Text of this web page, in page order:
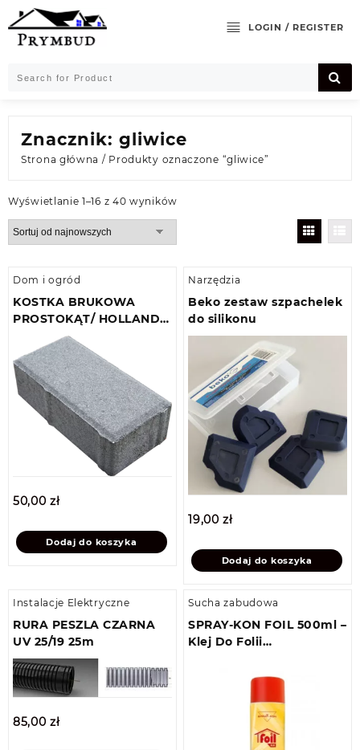
Skip
to
content
LOGIN / REGISTER
Znacznik: gliwice
Strona główna / Produkty oznaczone “gliwice”
Wyświetlanie 1–16 z 40 wyników
Dom i ogród
KOSTKA BRUKOWA
PROSTOKĄT/ HOLLAND
50,00zł
Dodaj do koszyka
Narzędzia
Beko zestaw szpachelek
do silikonu
19,00zł
Dodaj do koszyka
Instalacje Elektryczne
RURA PESZLA CZARNA
UV 25/19 25m
85,00zł
Sucha zabudowa
SPRAY-KON FOIL 500ml –
Klej Do Folii